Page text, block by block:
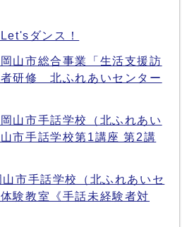
ダンス！
山市総合事業「生活支援訪
研修 北ふれあいセンター
山市手話学校（北ふれあい
市手話学校第1講座 第2講
山市手話学校（北ふれあいセ
験教室《手話未経験者対